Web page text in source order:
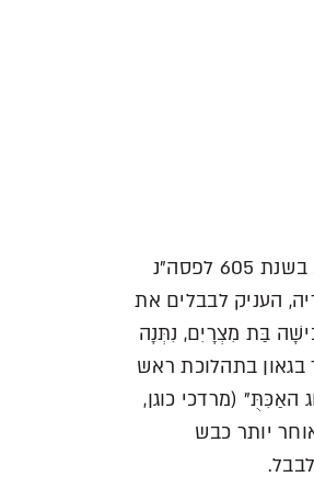
נבוכדנאצר השני חגג לראשונה את ראש השנה הבבלי – ‘חג האַכִּיתוּ’ – כמלך בבל. בשנת 605 לפסה”נ
העניק לבבלים את
בַּת מִצְרָיִם, נִתְּנָה
בגאון בתהלוכת ראש
האַכִּתֻּ” (מרדכי כוגן,
ובבל: מאות ט’-ו’ לפסה”נ’, עמ’ 131). 19 שנה מאוחר יותר כבש